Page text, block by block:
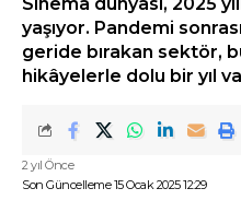
yaşıyor. Pandemi
geride bırakan sektör,
hikâyelerle dolu bir yıl
Son Güncelleme 15 Ocak 2025 12:29
2 yıl Önce